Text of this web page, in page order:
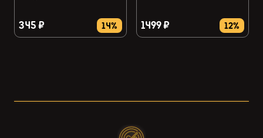
345 ₽ 14% 1499 ₽ 12%